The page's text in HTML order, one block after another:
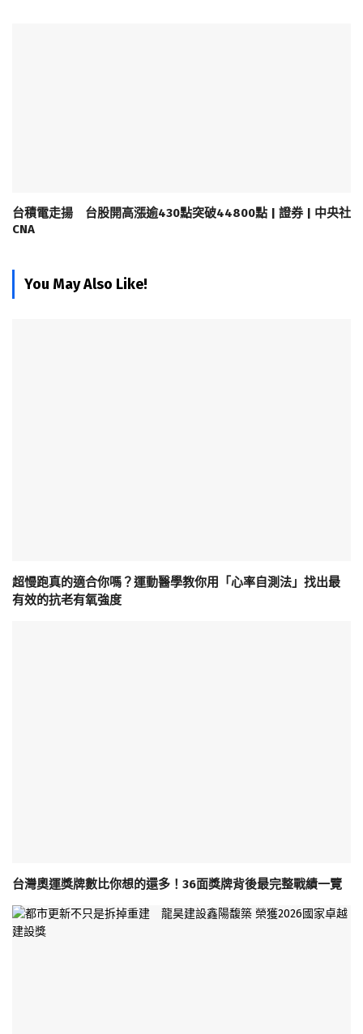
台積電走揚 台股開高漲逾430點突破44800點 | 證券 | 中央社
CNA
You May Also Like!
超慢跑真的適合你嗎？運動醫學教你用「心率自測法」找出最
有效的抗老有氧強度
台灣奧運獎牌數比你想的還多！36面獎牌背後最完整戰績一覽